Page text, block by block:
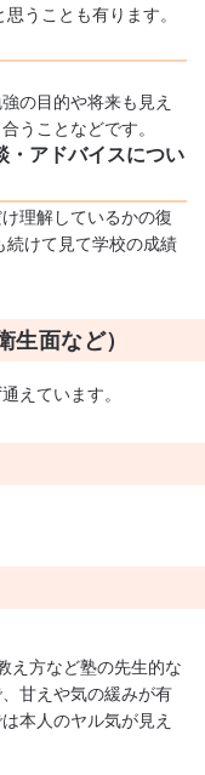
うことも有ります。
の目的や将来も見え
うことなどです。
・アドバイスについ
理解しているかの復
けて見て学校の成績
面など）
えています。
え方など塾の先生的な
甘えや気の緩みが有
本人のヤル気が見え